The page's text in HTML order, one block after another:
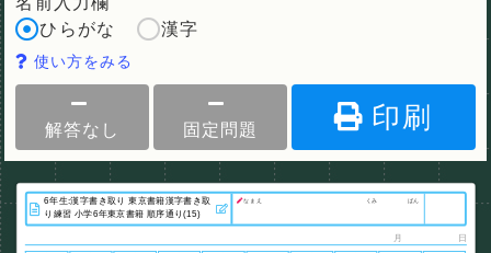
ひらがな
漢字
使い方をみる
解答なし 固定問題 印刷
なまえ くみ ばん
月 日